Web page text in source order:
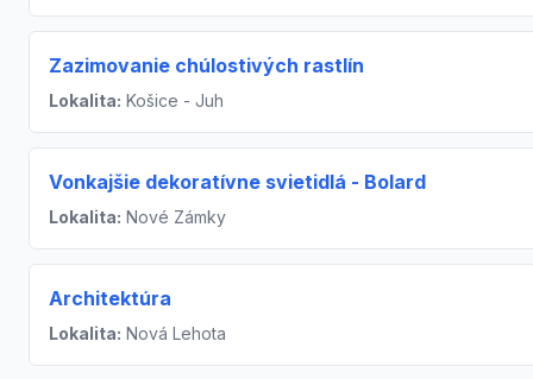
Zazimovanie chúlostivých rastlín
Lokalita: Košice - Juh
Vonkajšie dekoratívne svietidlá - Bolard
Lokalita: Nové Zámky
Architektúra
Lokalita: Nová Lehota